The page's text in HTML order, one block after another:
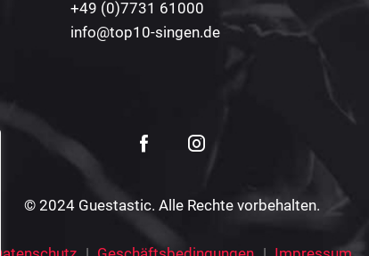
+49 (0)7731 61000
info@top10-singen.de
© 2024 Guestastic. Alle Rechte vorbehalten.